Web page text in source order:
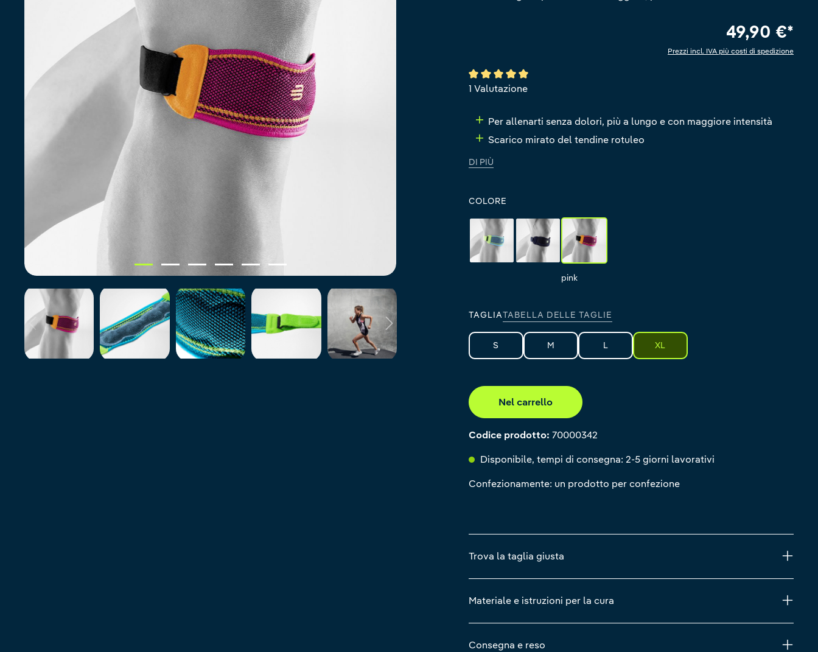
49,90 €*
Prezzi incl. IVA più costi di spedizione
Valutazione media di 5 su 5 stelle
1 Valutazione
Per allenarti senza dolori, più a lungo e con maggiore intensità
Scarico mirato del tendine rotuleo
DI PIÙ
COLORE
rivera black pink
pink
TAGLIATABELLA DELLE TAGLIE
S M L XL
Nel carrello
Codice prodotto: 70000342
Disponibile, tempi di consegna: 2-5 giorni lavorativi
Confezionamente: un prodotto per confezione
Trova la taglia giusta
Materiale e istruzioni per la cura
Consegna e reso